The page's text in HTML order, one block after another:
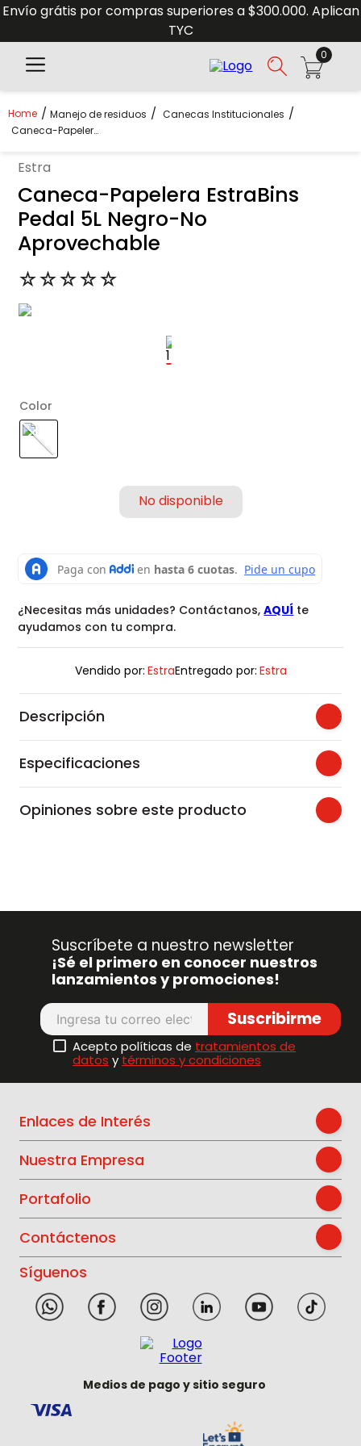
Envío grátis por compras superiores a $300.000. Aplican
TYC
0
Manejo de residuos
Canecas Institucionales
Caneca-Papelera EstraBins Pedal 5L Negro-No Aprovechable
estra
Caneca-Papelera EstraBins
Pedal 5L Negro-No
Aprovechable
☆☆☆☆☆
Color
¿Necesitas más unidades? Contáctanos,AQUÍ te
ayudamos con tu compra.
Vendido por: EstraEntregado por: Estra
Descripción
Especificaciones
Opiniones sobre este producto
Suscríbete a nuestro newsletter
¡Sé el primero en conocer nuestros
lanzamientos y promociones!
Suscribirme
Acepto políticas de tratamientos de
datos y términos y condiciones
Enlaces de Interés
Nuestra Empresa
Portafolio
Contáctenos
Síguenos
Medios de pago y sitio seguro